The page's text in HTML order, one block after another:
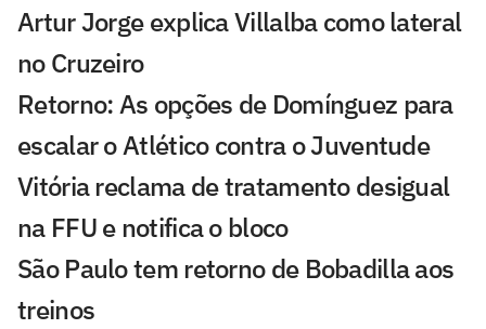
Artur Jorge explica Villalba como lateral
no Cruzeiro
Retorno: As opções de Domínguez para
escalar o Atlético contra o Juventude
Vitória reclama de tratamento desigual
na FFU e notifica o bloco
São Paulo tem retorno de Bobadilla aos
treinos